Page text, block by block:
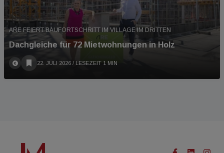
ARE FEIERT BAUFORTSCHRITT IM VILLAGE IM DRITTEN
Dachgleiche für 72 Mietwohnungen in Holz
22. JULI 2026 / LESEZEIT 1 MIN